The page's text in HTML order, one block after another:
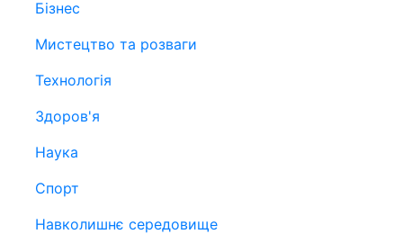
Бізнес
Мистецтво та розваги
Технологія
Здоров'я
Наука
Спорт
Навколишнє середовище